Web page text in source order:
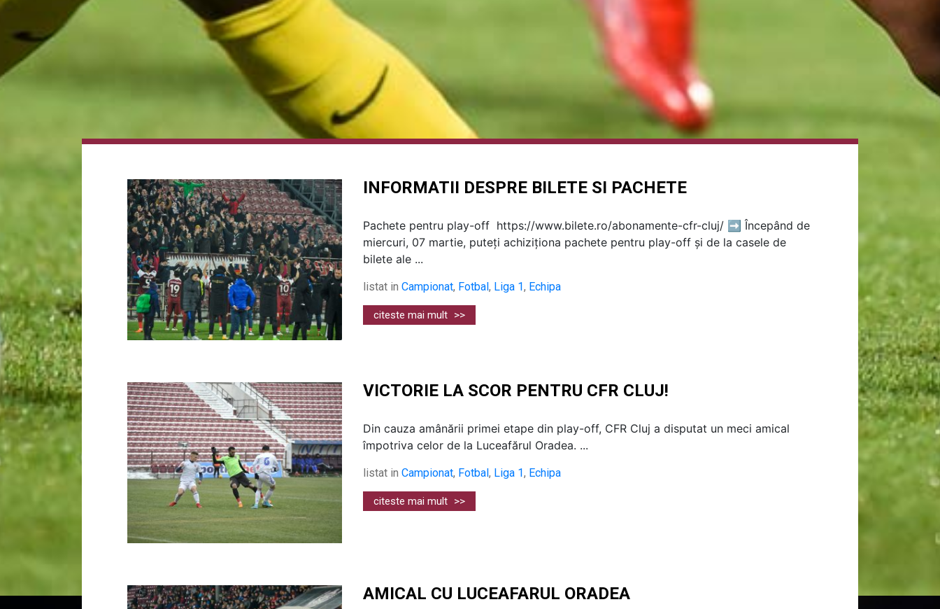
INFORMATII DESPRE BILETE SI PACHETE
Pachete pentru play-off https://www.bilete.ro/abonamente-cfr-cluj/ ➡ Începând de
miercuri, 07 martie, puteți achiziționa pachete pentru play-off și de la casele de
bilete ale ...
listat in Campionat, Fotbal, Liga 1, Echipa
citeste mai mult >>
VICTORIE LA SCOR PENTRU CFR CLUJ!
Din cauza amânării primei etape din play-off, CFR Cluj a disputat un meci amical
împotriva celor de la Luceafărul Oradea. ...
listat in Campionat, Fotbal , Liga 1, Echipa
citeste mai mult >>
AMICAL CU LUCEAFARUL ORADEA